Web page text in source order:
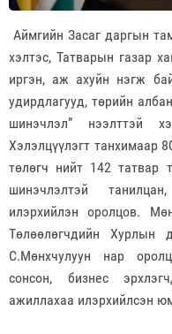
Аймгийн Засаг даргын
хэлтэс, Татварын газар
иргэн, аж ахуйн нэгж
удирдлагууд, төрийн
шинэчлэл” нээлттэй
Хэлэлцүүлэгт танхимаар
төлөгч нийт 142 татвар
шинэчлэлтэй
илэрхийлэн оролцов.
Төлөөлөгчдийн Хурлын
С.Мөнхчулуун нар
сонсон, бизнес
ажиллахаа илэрхийлсэн